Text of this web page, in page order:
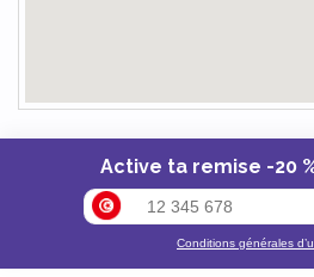
Active ta remise -20
Conditions générales